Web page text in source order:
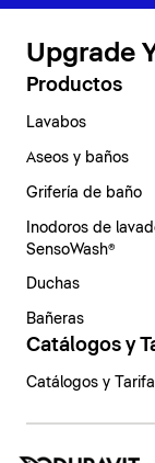
Upgrade
Productos
Lavabos
Aseos y baños
Grifería de baño
Inodoros de
SensoWash®
Duchas
Bañeras
Catálogos y
Catálogos y